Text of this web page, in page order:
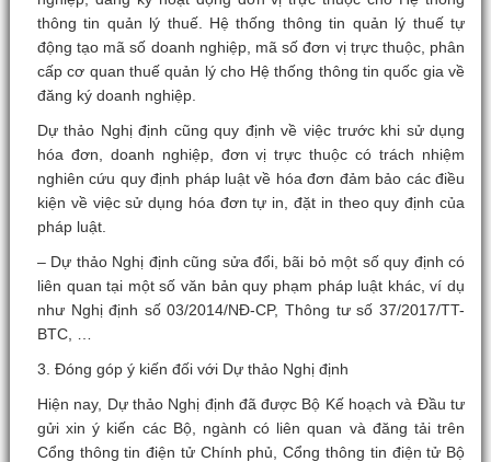
thông tin quản lý thuế. Hệ thống thông tin quản lý thuế tự
động tạo mã số doanh nghiệp, mã số đơn vị trực thuộc, phân
cấp cơ quan thuế quản lý cho Hệ thống thông tin quốc gia về
đăng ký doanh nghiệp.
Dự thảo Nghị định cũng quy định về việc trước khi sử dụng
hóa đơn, doanh nghiệp, đơn vị trực thuộc có trách nhiệm
nghiên cứu quy định pháp luật về hóa đơn đảm bảo các điều
kiện về việc sử dụng hóa đơn tự in, đặt in theo quy định của
pháp luật.
– Dự thảo Nghị định cũng sửa đổi, bãi bỏ một số quy định có
liên quan tại một số văn bản quy phạm pháp luật khác, ví dụ
như Nghị định số 03/2014/NĐ-CP, Thông tư số 37/2017/TT-
BTC, …
3. Đóng góp ý kiến đối với Dự thảo Nghị định
Hiện nay, Dự thảo Nghị định đã được Bộ Kế hoạch và Đầu tư
gửi xin ý kiến các Bộ, ngành có liên quan và đăng tải trên
Cổng thông tin điện tử Chính phủ, Cổng thông tin điện tử Bộ